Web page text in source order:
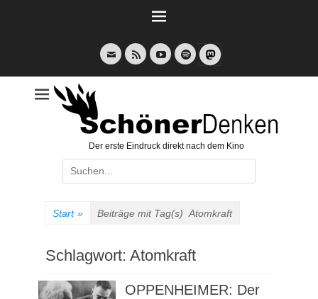
E-
Mail
Feed YouTubeSpotify
Der erste Eindruck direkt nach dem Kino
Suche
nach:
Start » Beiträge mit Tag(s) Atomkraft
Schlagwort: Atomkraft
OPPENHEIMER: Der